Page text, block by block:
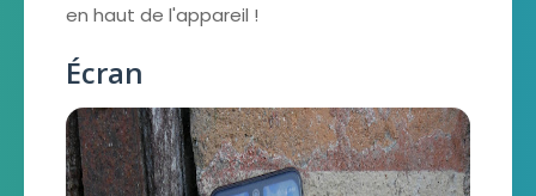
en haut de l'appareil !
Écran